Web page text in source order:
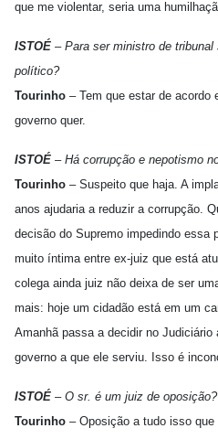
que me violentar, seria uma
ISTOÉ – Para ser ministro de
político?
Tourinho – Tem que estar de acordo
governo quer.
ISTOÉ – Há corrupção e nepotismo
Tourinho – Suspeito que haja. A
anos ajudaria a reduzir a corrupção.
decisão do Supremo impedindo essa
muito íntima entre ex-juiz que está
colega ainda juiz não deixa de ser
mais: hoje um cidadão está em um
Amanhã passa a decidir no
governo a que ele serviu. Isso é
ISTOÉ – O sr. é um juiz de oposição?
Tourinho – Oposição a tudo isso